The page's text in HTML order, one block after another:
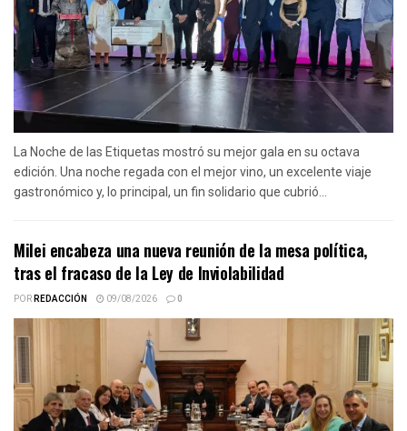
La Noche de las Etiquetas mostró su mejor gala en su octava
edición. Una noche regada con el mejor vino, un excelente viaje
gastronómico y, lo principal, un fin solidario que cubrió...
Milei encabeza una nueva reunión de la mesa política,
tras el fracaso de la Ley de Inviolabilidad
PORREDACCIÓN 09/08/2026 0